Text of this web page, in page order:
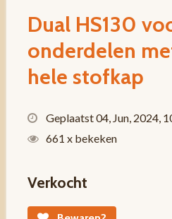
Dual HS130
onderdelen
hele stofkap
Geplaatst 04, Jun, 2024,
661 x bekeken
Verkocht